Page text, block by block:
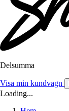
Delsumma
Visa min kundvagn
Loading...